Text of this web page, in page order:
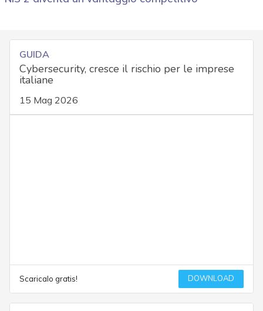
GUIDA
Cybersecurity, cresce il rischio per le imprese
italiane
15 Mag 2026
Scaricalo gratis! DOWNLOAD